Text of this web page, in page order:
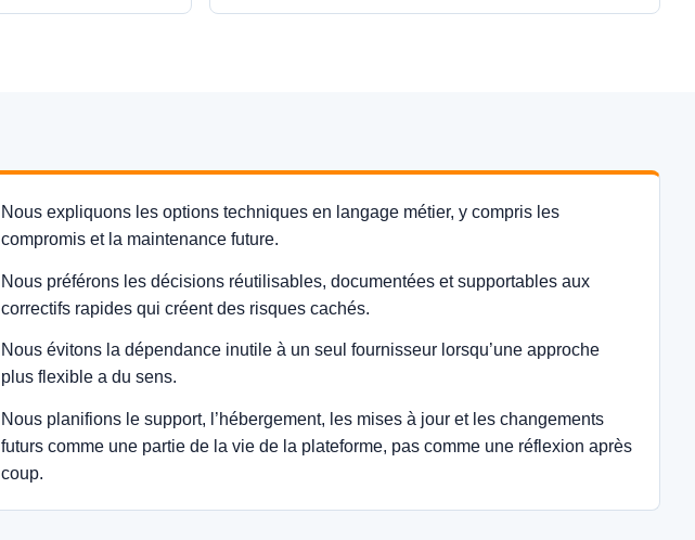
Nous expliquons les options techniques en langage métier, y compris les
compromis et la maintenance future.
Nous préférons les décisions réutilisables, documentées et supportables aux
correctifs rapides qui créent des risques cachés.
Nous évitons la dépendance inutile à un seul fournisseur lorsqu’une approche
plus flexible a du sens.
Nous planifions le support, l’hébergement, les mises à jour et les changements
futurs comme une partie de la vie de la plateforme, pas comme une réflexion après
coup.